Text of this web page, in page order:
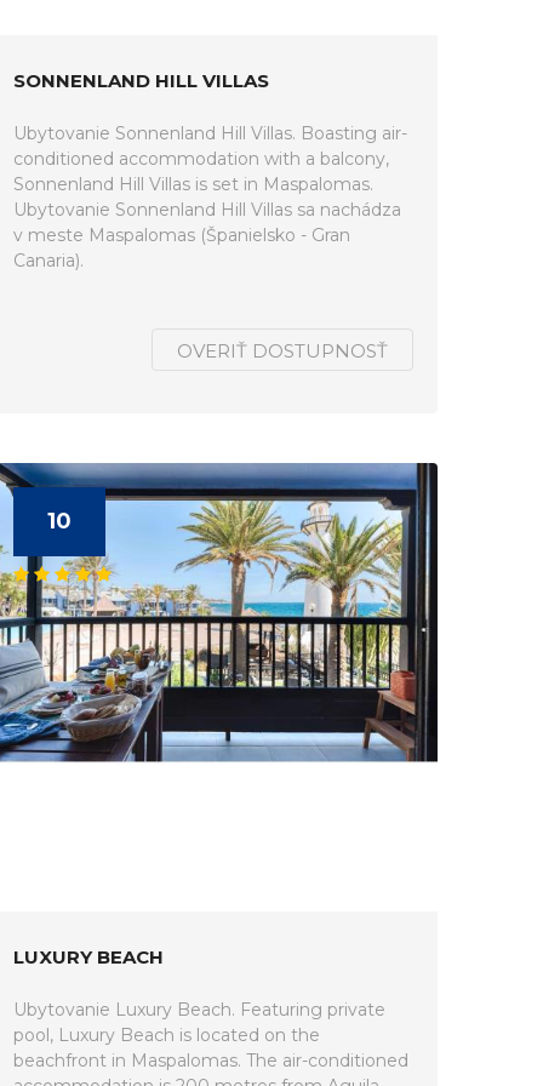
SONNENLAND HILL VILLAS
Ubytovanie Sonnenland Hill Villas. Boasting air-
conditioned accommodation with a balcony,
Sonnenland Hill Villas is set in Maspalomas.
Ubytovanie Sonnenland Hill Villas sa nachádza
v meste Maspalomas (Španielsko - Gran
Canaria).
OVERIŤ DOSTUPNOSŤ
10
LUXURY BEACH
Ubytovanie Luxury Beach. Featuring private
pool, Luxury Beach is located on the
beachfront in Maspalomas. The air-conditioned